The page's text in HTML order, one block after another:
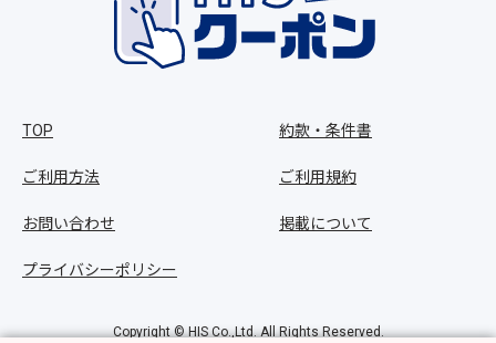
TOP
ご利用方法
お問い合わせ
プライバシーポリシー
約款・条件書
ご利用規約
掲載について
Copyright © HIS Co.,Ltd. All Rights Reserved.